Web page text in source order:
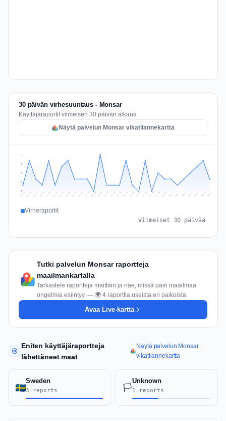
30 päivän virhesuuntaus - Monsar
Käyttäjäraportit viimeisen 30 päivän aikana
Näytä palvelun Monsar vikatilannekartta
2
3
5
6
Jul 9 Jul 10 Jul 11 Jul 12 Jul 13 Jul 14 Jul 15 Jul 16 Jul 17 Jul 18 Jul 19 Jul 20 Jul 21 Jul 22 Jul 23 Jul 24 Jul 25 Jul 26 Jul 27 Jul 28 Jul 29 Jul 30 Jul 31 Aug 1 Aug 2 Aug 3 Aug 4 Aug 5 Aug 6 Aug 7
Virheraportit
Viimeiset 30 päivää
Tutki palvelun Monsar raportteja
maailmankartalla
Tarkastele raportteja maittain ja näe, missä päin maailmaa
ongelmia esiintyy. — 🌍 4 raporttia useista eri paikoista
Avaa Live-kartta
Eniten käyttäjäraportteja
lähettäneet maat
Näytä palvelun Monsar
vikatilannekartta
Sweden
3 reports 🏳️
Unknown
1 reports